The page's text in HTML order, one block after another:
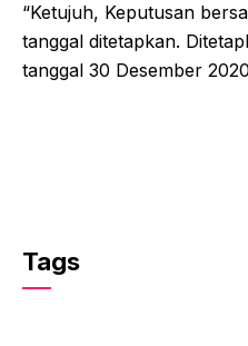
“Ketujuh, Keputusan
tanggal ditetapkan.
tanggal 30 Desember
Tags